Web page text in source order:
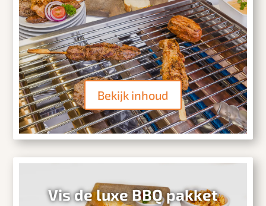
Bekijk inhoud
Vis de luxe BBQ pakket